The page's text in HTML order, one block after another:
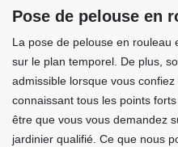
Pose de pelouse en
La pose de pelouse en rouleau
sur le plan temporel. De plus,
admissible lorsque vous
connaissant tous les points
être que vous vous demandez
jardinier qualifié. Ce que nous